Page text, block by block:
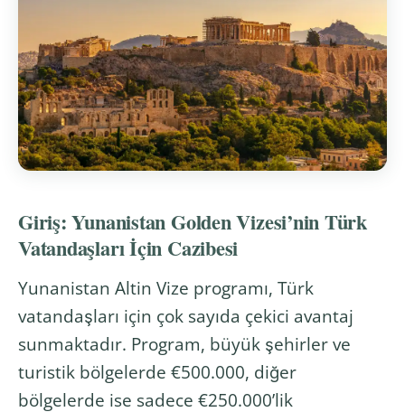
Giriş: Yunanistan Golden Vizesi’nin Türk
Vatandaşları İçin Cazibesi
Yunanistan Altin Vize programı, Türk
vatandaşları için çok sayıda çekici avantaj
sunmaktadır. Program, büyük şehirler ve
turistik bölgelerde €500.000, diğer
bölgelerde ise sadece €250.000’lik